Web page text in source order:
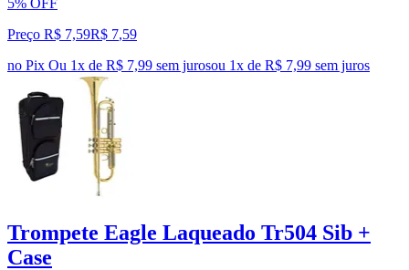
Preço R$ 7,59R$ 7,59
no Pix Ou 1x de R$ 7,99 sem jurosou 1x de R$ 7,99 sem juros
Trompete Eagle Laqueado Tr504 Sib +
Case